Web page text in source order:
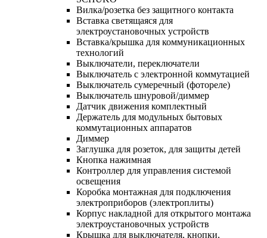
Вилка/розетка без защитного контакта
Вставка светящаяся для
электроустановочных устройств
Вставка/крышка для коммуникационных
технологий
Выключатели, переключатели
Выключатель с электронной коммутацией
Выключатель сумеречный (фотореле)
Выключатель шнуровой/диммер
Датчик движения комплектный
Держатель для модульных бытовых
коммутационных аппаратов
Диммер
Заглушка для розеток, для защиты детей
Кнопка нажимная
Контроллер для управления системой
освещения
Коробка монтажная для подключения
электроприборов (электроплиты)
Корпус накладной для открытого монтажа
электроустановочных устройств
Крышка для выключателя, кнопки,